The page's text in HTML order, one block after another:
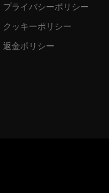
プライバシーポリシー
クッキーポリシー
返金ポリシー